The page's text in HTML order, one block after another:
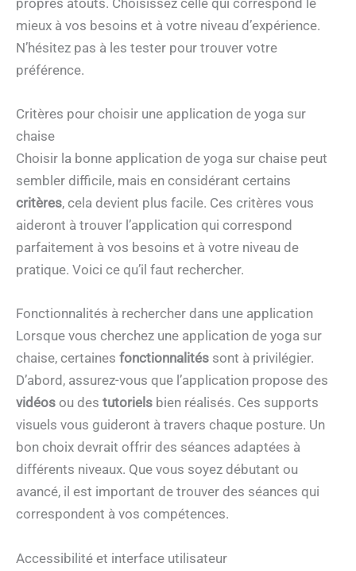
mieux à vos besoins et à votre niveau d’expérience.
N’hésitez pas à les tester pour trouver votre
préférence.
Critères pour choisir une application de yoga sur
chaise
Choisir la bonne application de yoga sur chaise peut
sembler difficile, mais en considérant certains
critères, cela devient plus facile. Ces critères vous
aideront à trouver l’application qui correspond
parfaitement à vos besoins et à votre niveau de
pratique. Voici ce qu’il faut rechercher.
Fonctionnalités à rechercher dans une application
Lorsque vous cherchez une application de yoga sur
chaise, certaines fonctionnalités sont à privilégier.
D’abord, assurez-vous que l’application propose des
vidéos ou des tutoriels bien réalisés. Ces supports
visuels vous guideront à travers chaque posture. Un
bon choix devrait offrir des séances adaptées à
différents niveaux. Que vous soyez débutant ou
avancé, il est important de trouver des séances qui
correspondent à vos compétences.
Accessibilité et interface utilisateur